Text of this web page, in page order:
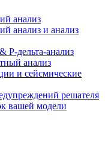
анализ
анализ и анализ
P-дельта-анализ
анализ
и сейсмические
решателя
вашей модели